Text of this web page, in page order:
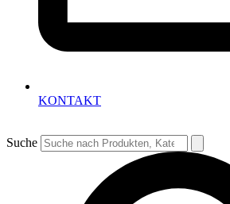
KONTAKT
Suche